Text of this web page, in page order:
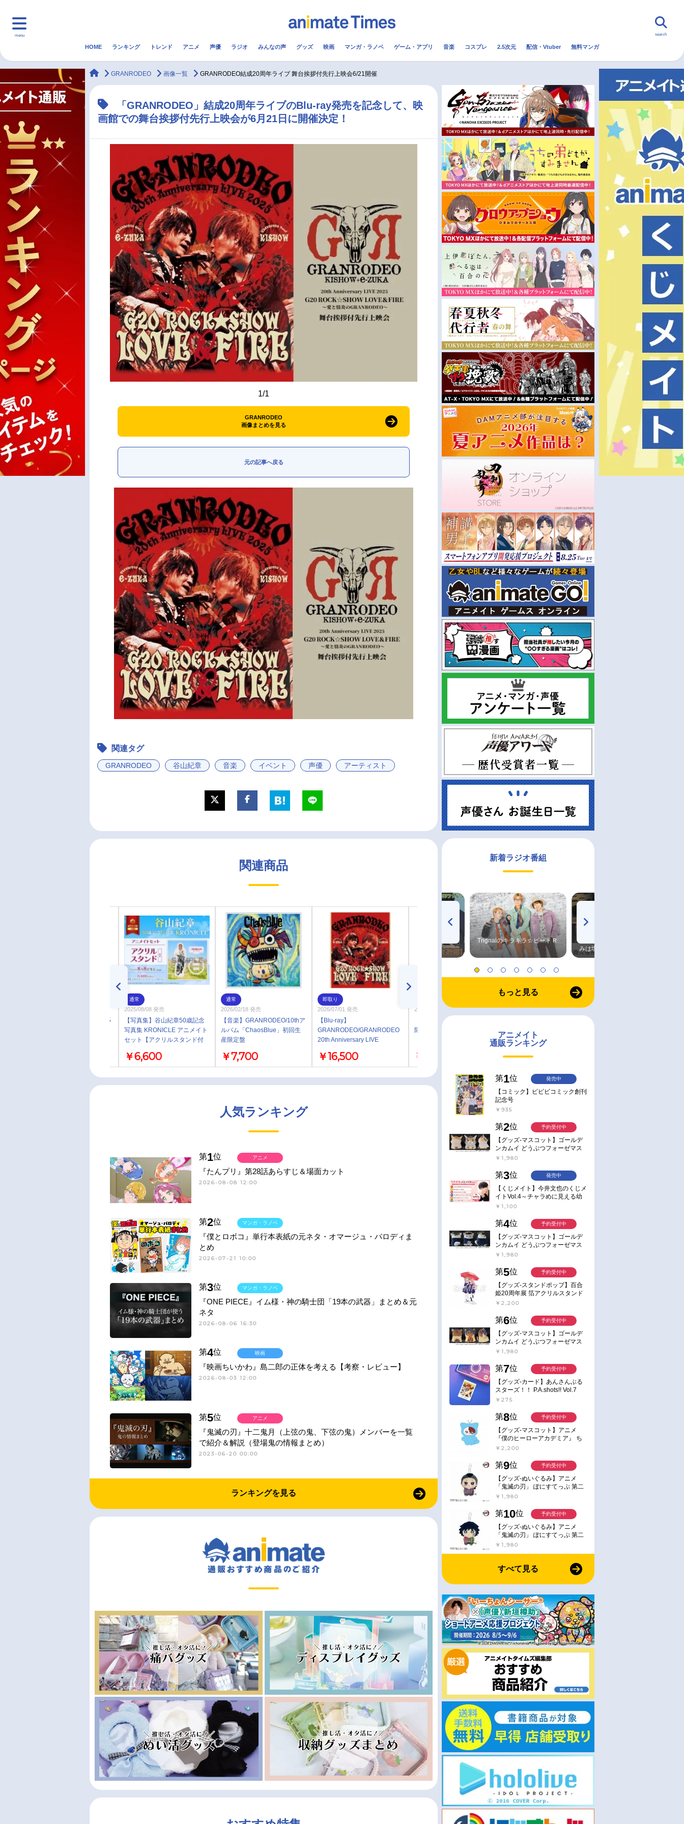
menu
マンガ・ラノベ ゲーム・アプリ 音楽 コスプレ 2.5次元 配信・Vtuber トレンド 無料マンガ
声優記事一覧
今期アニメ曜日別一覧 秋アニメ
冬アニメ
search
HOME ランキング トレンド アニメ 声優 ラジオ みんなの声 グッズ 映画 マンガ・ラノベ ゲーム・アプリ 音楽 コスプレ 2.5次元 配信・Vtuber 無料マンガ
animateTimes
GRANRODEO 画像一覧 GRANRODEO結成20周年ライブ 舞台挨拶付先行上映会6/21開催
「GRANRODEO」結成20周年ライブのBlu-ray発売を記念して、映
画館での舞台挨拶付先行上映会が6月21日に開催決定！
1/1
GRANRODEO
画像まとめを見る
元の記事へ戻る
関連タグ
GRANRODEO 谷山紀章 音楽 イベント 声優 アーティスト
関連商品
【雑誌】VOICE STARS Vol.35
通常
2025/08/08 発売
【写真集】谷山紀章50歳記念
写真集 KRONICLE アニメイト
セット【アクリルスタンド付
￥6,600
通常
2026/02/18 発売
【音楽】GRANRODEO/10thア
ルバム「ChaosBlue」初回生
産限定盤
￥7,700
即取り
2026/07/01 発売
【Blu-ray】
GRANRODEO/GRANRODEO
20th Anniversary LIVE
LOVE&FIRE～愛と情炎の
GRANRODEO～」 完全生産限
定盤
￥16,500
2025/09/16 発売
【雑誌】VOICE STARS Vol.35
限定表紙版
￥1,650
2025/08/08 発売
【写真集】谷山紀章50歳記念
写真集 KRONICLE アニメイト
セット【アクリルスタンド付
￥6,600
人気ランキング
第1位
『たんプリ』第28話あらすじ＆場面カット
2026-08-08 12:00
アニメ
第2位
『僕とロボコ』単行本表紙の元ネタ・オマージュ・パロディま
とめ
2026-07-21 10:00
マンガ・ラノベ
第3位
『ONE PIECE』イム様・神の騎士団「19本の武器」まとめ＆元
ネタ
2026-08-06 16:30
マンガ・ラノベ
第4位
『映画ちいかわ』島二郎の正体を考える【考察・レビュー】
2026-08-03 12:00
映画
第5位
『鬼滅の刃』十二鬼月（上弦の鬼、下弦の鬼）メンバーを一覧
で紹介＆解説（登場鬼の情報まとめ）
2023-06-20 00:00
アニメ
ランキングを見る
新着ラジオ番組
TVアニメ『戦隊大失格』
radio 大直会 2nd season
ハイキュー!! 烏野高校放送部! Trignalのキラキラ☆ビートＲ
みは塩だけ
もっと見る
アニメイト
通販ランキング
第1位
【コミック】ビビビコミック創刊
記念号
￥935
発売中
第2位
【グッズ-マスコット】ゴールデ
ンカムイ どうぶつフォーゼマス
コット 4.尾形百之助【再販】
￥1,980
予約受付中
第3位
【くじメイト】今井文也のくじメ
イトVol.4～チャラめに見える幼
馴染、実は一途で独占欲が強いん
￥1,100
発売中
第4位
【グッズ-マスコット】ゴールデ
ンカムイ どうぶつフォーゼマス
コット 5.月島軍曹【再販】
￥1,980
予約受付中
第5位
【グッズ-スタンドポップ】百合
姫20周年展 箔アクリルスタンド
E：あおのなち
￥2,200
予約受付中
第6位
【グッズ-マスコット】ゴールデ
ンカムイ どうぶつフォーゼマス
コット 6.鯉登少尉【再販】
￥1,980
予約受付中
第7位
【グッズ-カード】あんさんぶる
スターズ！！ P.A.shots!! Vol.7
Action
￥275
予約受付中
第8位
【グッズ-マスコット】アニメ
『僕のヒーローアカデミア』 ち
みけもますこっと 7.轟凍焦
￥2,200
予約受付中
第9位
【グッズ-ぬいぐるみ】アニメ
「鬼滅の刃」 ぽにすてっぷ 第二
弾 不死川 玄弥
￥1,980
予約受付中
第10位
【グッズ-ぬいぐるみ】アニメ
「鬼滅の刃」 ぽにすてっぷ 第二
弾 冨岡 義勇
￥1,980
予約受付中
すべて見る